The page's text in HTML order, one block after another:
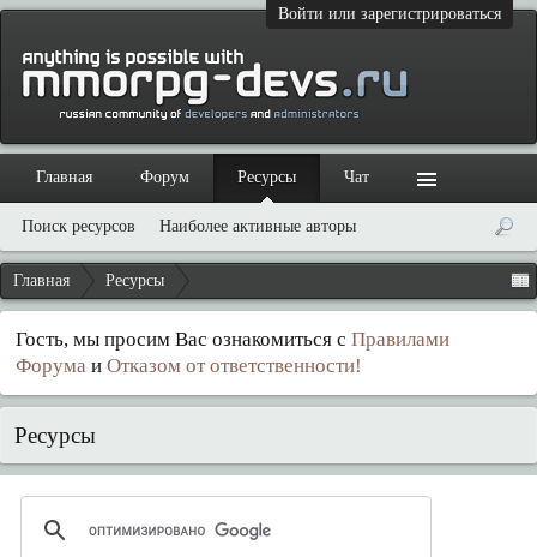
Войти или зарегистрироваться
Главная Ресурсы
Гость, мы просим Вас ознакомиться с Правилами
Форума и Отказом от ответственности!
Ресурсы
Главная Форум Ресурсы
Поиск ресурсов Наиболее активные авторы
Чат